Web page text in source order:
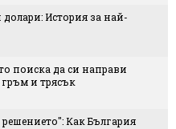
История за най-
поиска да си направи
и трясък
Как България